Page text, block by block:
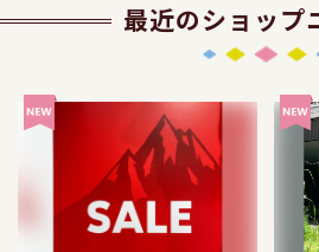
最近のショップ